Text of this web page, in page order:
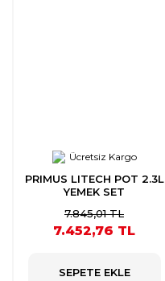
Ücretsiz Kargo
PRIMUS LITECH POT 2.3L
YEMEK SET
7.845,01 TL
7.452,76 TL
SEPETE EKLE